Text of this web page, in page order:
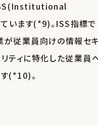
ISS(Institutional
います(*9)。ISS指標で
が従業員向けの情報セキ
ティに特化した従業員
(*10)。